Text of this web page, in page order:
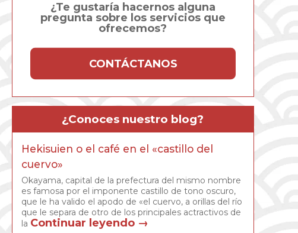
¿Te gustaría hacernos alguna
pregunta sobre los servicios que
ofrecemos?
CONTÁCTANOS
¿Conoces nuestro blog?
Hekisuien o el café en el «castillo del
cuervo»
Okayama, capital de la prefectura del mismo nombre
es famosa por el imponente castillo de tono oscuro,
que le ha valido el apodo de «el cuervo, a orillas del río
que le separa de otro de los principales actractivos de
la Continuar leyendo →